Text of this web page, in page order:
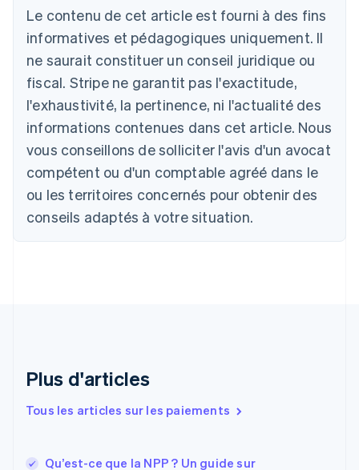
Le contenu de cet article est fourni à des fins
informatives et pédagogiques uniquement. Il
ne saurait constituer un conseil juridique ou
fiscal. Stripe ne garantit pas l'exactitude,
l'exhaustivité, la pertinence, ni l'actualité des
informations contenues dans cet article. Nous
vous conseillons de solliciter l'avis d'un avocat
compétent ou d'un comptable agréé dans le
ou les territoires concernés pour obtenir des
conseils adaptés à votre situation.
Plus d'articles
Tous les articles sur les paiements
Qu’est-ce que la NPP ? Un guide sur
Allemagne
Australie
English
Autriche
DeutschEnglish
Belgique
NederlandsFrançaisDeutsch English
Português English
Bulgarie
English
Canada
EnglishFrançais
English
Émirats arabes unis
Estonie